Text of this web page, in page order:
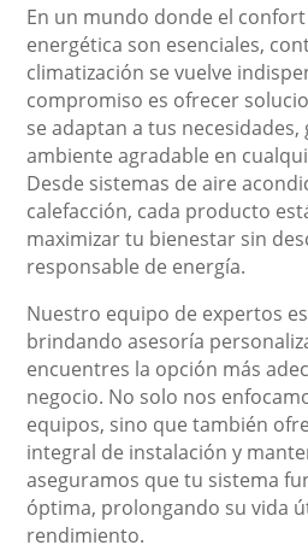
En un mundo donde el confort
energética son esenciales,
climatización se vuelve
compromiso es ofrecer
se adaptan a tus
ambiente agradable en
Desde sistemas de aire
calefacción, cada producto
maximizar tu bienestar sin
responsable de energía.
Nuestro equipo de expertos
brindando asesoría
encuentres la opción más
negocio. No solo nos
equipos, sino que también
integral de instalación y
aseguramos que tu sistema
óptima, prolongando su vida
rendimiento.